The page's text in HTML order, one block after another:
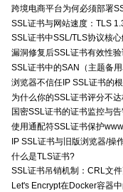
跨境电商平台为何必须部署
SSL证书与网站速度：TLS
SSL证书中SSL/TLS协议核
SSL证书中的SAN（主题备
浏览器不信任IP SSL证书的
为什么你的SSL证书评分不
国密SSL证书的证书监控与
使用通配符SSL证书保护
IP SSL证书与旧版浏览器/操
什么是TLS证书?
SSL证书吊销机制：CRL文
Let's Encrypt在Docker容器